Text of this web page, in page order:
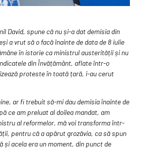
David, spune că nu și-a dat demisia din
a vrut să o facă înainte de data de 8 iulie
în istorie ca ministrul austerității și nu
din Învățământ, aflate într-o
proteste în toată țară, i-au cerut
ar fi trebuit să-mi dau demisia înainte de
ce am preluat al doilea mandat, am
al reformelor, mă voi transforma într-
pentru că a apărut grozăvia, ca să spun
și acela era un moment, din punct de